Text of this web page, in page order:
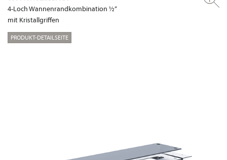
4-Loch Wannenrandkombination ½“
mit Kristallgriffen
PRODUKT-DETAILSEITE